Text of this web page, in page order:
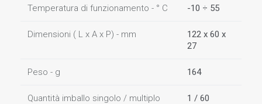
Temperatura di funzionamento - ° C -10 ÷ 55
Dimensioni ( L x A x P) - mm
122 x 60 x
27
Peso - g 164
Quantità imballo singolo / multiplo 1 / 60